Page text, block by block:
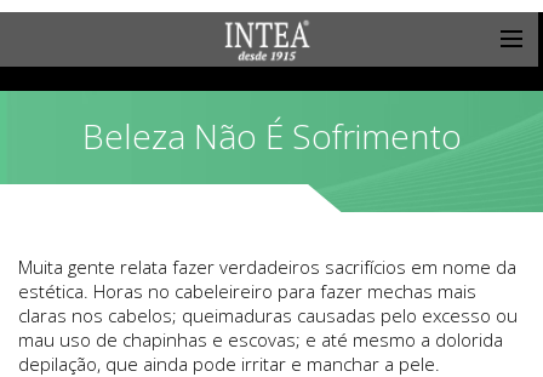
Beleza Não É Sofrimento
Muita gente relata fazer verdadeiros sacrifícios em nome da
estética. Horas no cabeleireiro para fazer mechas mais
claras nos cabelos; queimaduras causadas pelo excesso ou
mau uso de chapinhas e escovas; e até mesmo a dolorida
depilação, que ainda pode irritar e manchar a pele.